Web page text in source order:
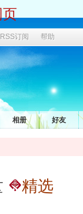
页
RSS订阅 帮助
相册 好友
精选